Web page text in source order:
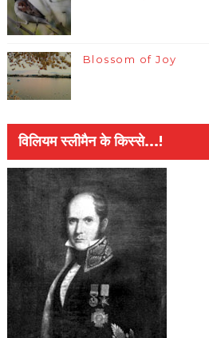
Blossom of Joy
विलियम स्लीमैन के किस्से...!